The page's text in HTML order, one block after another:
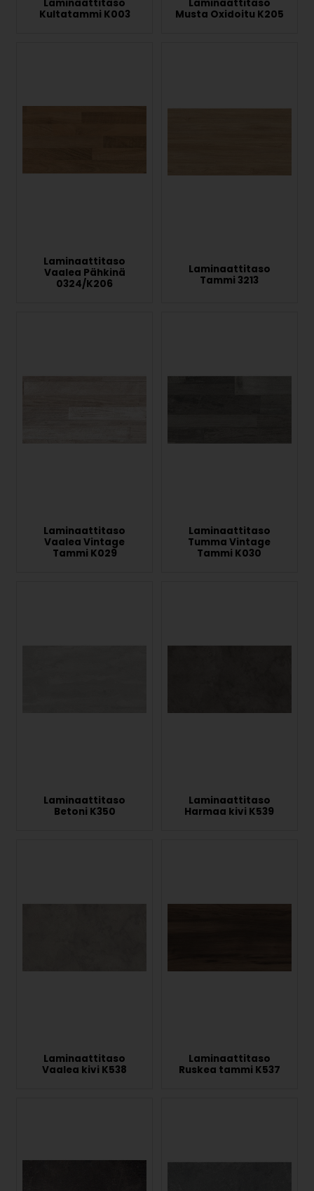
Laminaattitaso
Kultatammi K003
Laminaattitaso
Musta Oxidoitu K205
Laminaattitaso
Vaalea Pähkinä
0324/K206
Laminaattitaso
Tammi 3213
Laminaattitaso
Vaalea Vintage
Tammi K029
Laminaattitaso
Tumma Vintage
Tammi K030
Laminaattitaso
Betoni K350
Laminaattitaso
Harmaa kivi K539
Laminaattitaso
Vaalea kivi K538
Laminaattitaso
Ruskea tammi K537